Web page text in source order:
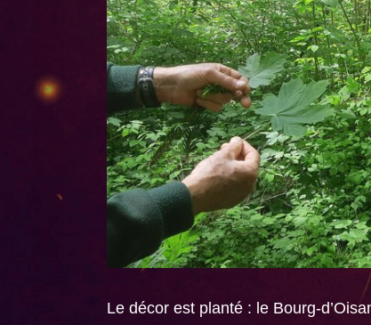
Le décor est planté : le Bourg-